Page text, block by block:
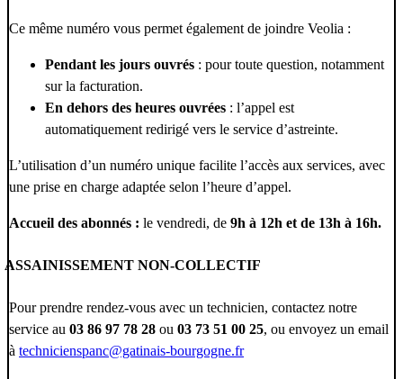
Ce même numéro vous permet également de joindre Veolia :
Pendant les jours ouvrés : pour toute question, notamment
sur la facturation.
En dehors des heures ouvrées : l’appel est
automatiquement redirigé vers le service d’astreinte.
L’utilisation d’un numéro unique facilite l’accès aux services, avec
une prise en charge adaptée selon l’heure d’appel.
Accueil des abonnés : le vendredi, de 9h à 12h et de 13h à 16h.
ASSAINISSEMENT NON-COLLECTIF
Pour prendre rendez-vous avec un technicien, contactez notre
service au 03 86 97 78 28 ou 03 73 51 00 25, ou envoyez un email
à technicienspanc@gatinais-bourgogne.fr